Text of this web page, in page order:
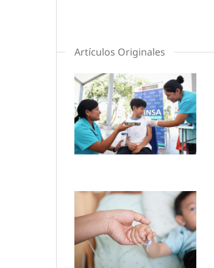
Artículos Originales